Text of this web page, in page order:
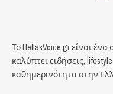
Το HellasVoice.gr είναι
καλύπτει ειδήσεις,
καθημερινότητα στην